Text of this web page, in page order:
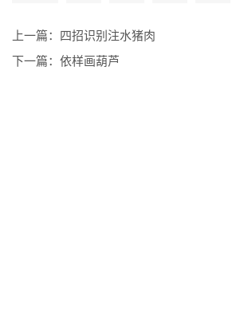
上一篇： 四招识别注水猪肉
下一篇： 依样画葫芦